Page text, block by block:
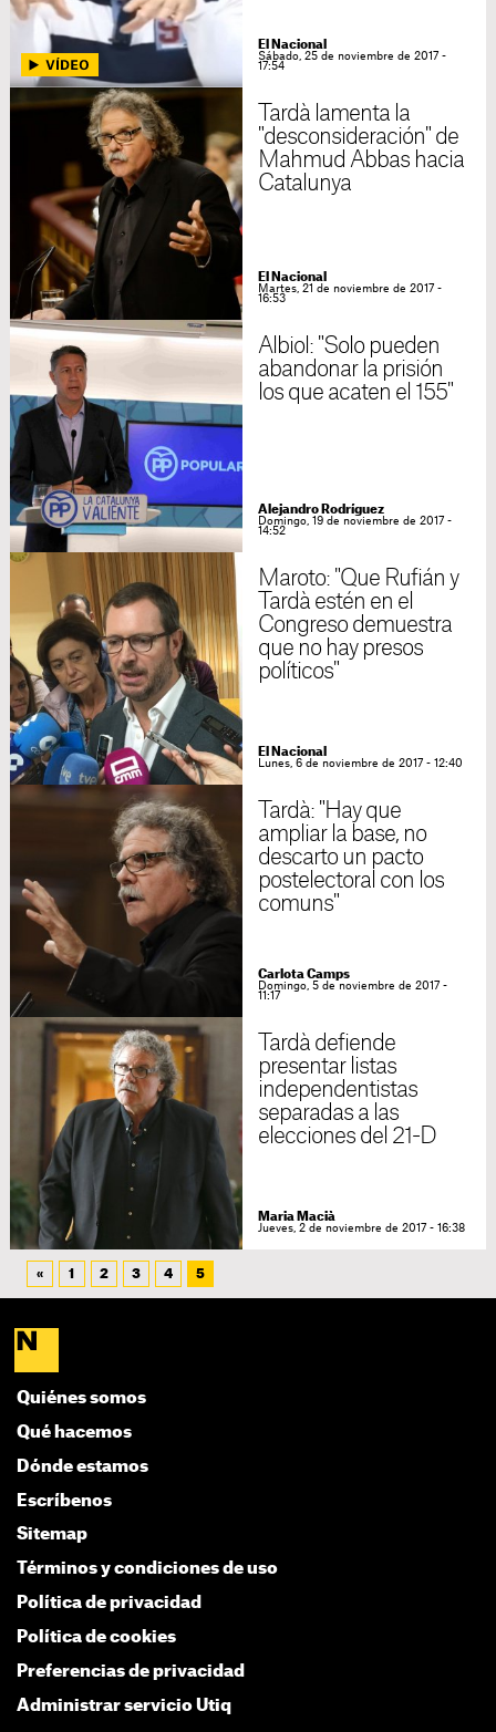
El Nacional
Sábado, 25 de noviembre de 2017 -
17:54
Tardà lamenta la
"desconsideración" de
Mahmud Abbas hacia
Catalunya
El Nacional
Martes, 21 de noviembre de 2017 -
16:53
Albiol: "Solo pueden
abandonar la prisión
los que acaten el 155"
Alejandro Rodríguez
Domingo, 19 de noviembre de 2017 -
14:52
Maroto: "Que Rufián y
Tardà estén en el
Congreso demuestra
que no hay presos
políticos"
El Nacional
Lunes, 6 de noviembre de 2017 - 12:40
Tardà: "Hay que
ampliar la base, no
descarto un pacto
postelectoral con los
comuns"
Carlota Camps
Domingo, 5 de noviembre de 2017 -
11:17
Tardà defiende
presentar listas
independentistas
separadas a las
elecciones del 21-D
Maria Macià
Jueves, 2 de noviembre de 2017 - 16:38
« 1 2 3 4 5
Quiénes somos
Qué hacemos
Dónde estamos
Escríbenos
Sitemap
Términos y condiciones de uso
Política de privacidad
Política de cookies
Preferencias de privacidad
Administrar servicio Utiq